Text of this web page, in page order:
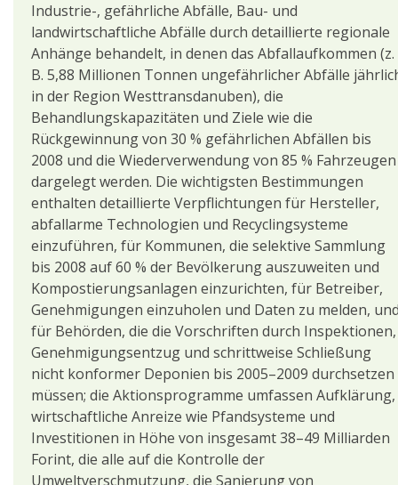
Industrie-, gefährliche Abfälle, Bau- und
landwirtschaftliche Abfälle durch detaillierte regionale
Anhänge behandelt, in denen das Abfallaufkommen (z.
B. 5,88 Millionen Tonnen ungefährlicher Abfälle
in der Region Westtransdanuben), die
Behandlungskapazitäten und Ziele wie die
Rückgewinnung von 30 % gefährlichen Abfällen bis
2008 und die Wiederverwendung von 85 % Fahrzeugen
dargelegt werden. Die wichtigsten Bestimmungen
enthalten detaillierte Verpflichtungen für Hersteller,
abfallarme Technologien und Recyclingsysteme
einzuführen, für Kommunen, die selektive Sammlung
bis 2008 auf 60 % der Bevölkerung auszuweiten und
Kompostierungsanlagen einzurichten, für Betreiber,
Genehmigungen einzuholen und Daten zu melden,
für Behörden, die die Vorschriften durch Inspektionen,
Genehmigungsentzug und schrittweise Schließung
nicht konformer Deponien bis 2005–2009 durchsetzen
müssen; die Aktionsprogramme umfassen Aufklärung,
wirtschaftliche Anreize wie Pfandsysteme und
Investitionen in Höhe von insgesamt 38–49 Milliarden
Forint, die alle auf die Kontrolle der
Umweltverschmutzung, die Sanierung von